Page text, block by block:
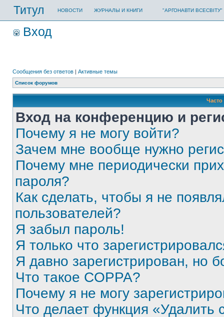
Титул НОВОСТИ ЖУРНАЛЫ И КНИГИ "АРГОНАВТИ ВСЕСВІТУ"
Вход
Сообщения без ответов | Активные темы
Список форумов
Вход на конференцию и
Почему я не могу войти?
Зачем мне вообще нужно
Почему мне периодически
пароля?
Как сделать, чтобы я не
пользователей?
Я забыл пароль!
Я только что
Я давно зарегистрирован, но
Что такое COPPA?
Почему я не могу
Что делает функция «Удалить